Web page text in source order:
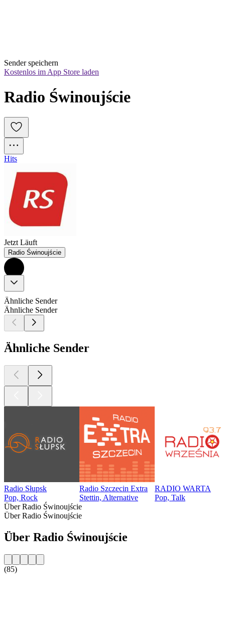
Sender speichern
Kostenlos im App Store laden
Radio Świnoujście
Hits
Jetzt Läuft
Radio Świnoujście
Ähnliche Sender
Ähnliche Sender
Ähnliche Sender
Radio Słupsk
Pop, Rock
Radio Szczecin Extra
Stettin, Alternative
RADIO WARTA
Pop, Talk
Über Radio Świnoujście
Über Radio Świnoujście
Über Radio Świnoujście
(85)